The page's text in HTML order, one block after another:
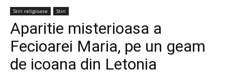
Stiri religioase Stiri
Aparitie misterioasa a
Fecioarei Maria, pe un geam
de icoana din Letonia